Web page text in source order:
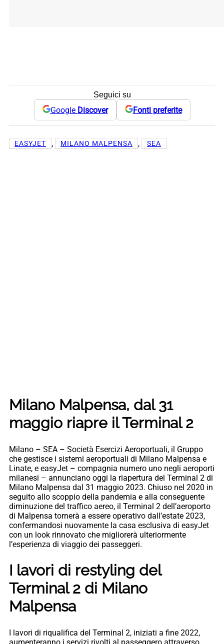
Seguici su
Google Discover Fonti preferite
EASYJET , MILANO MALPENSA , SEA
Milano Malpensa, dal 31
maggio riapre il Terminal 2
Milano – SEA – Società Esercizi Aeroportuali, il Gruppo
che gestisce i sistemi aeroportuali di Milano Malpensa e
Linate, e easyJet – compagnia numero uno negli aeroporti
milanesi – annunciano oggi la riapertura del Terminal 2 di
Milano Malpensa dal 31 maggio 2023. Chiuso nel 2020 in
seguito allo scoppio della pandemia e alla conseguente
diminuzione del traffico aereo, il Terminal 2 dell’aeroporto
di Malpensa tornerà a essere operativo dall’estate 2023,
confermandosi nuovamente la casa esclusiva di easyJet
con un look rinnovato che migliorerà ulteriormente
l’esperienza di viaggio dei passeggeri.
I lavori di restyling del
Terminal 2 di Milano
Malpensa
I lavori di riqualifica del Terminal 2, iniziati a fine 2022,
aumenteranno i servizi rivolti al passeggero attraverso